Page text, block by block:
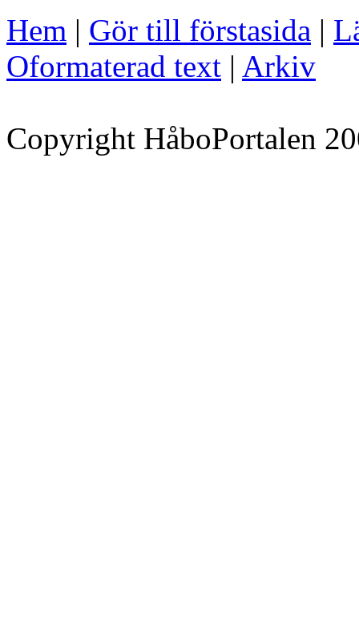
Hem | Gör till förstasida |
Oformaterad text | Arkiv
Copyright HåboPortalen